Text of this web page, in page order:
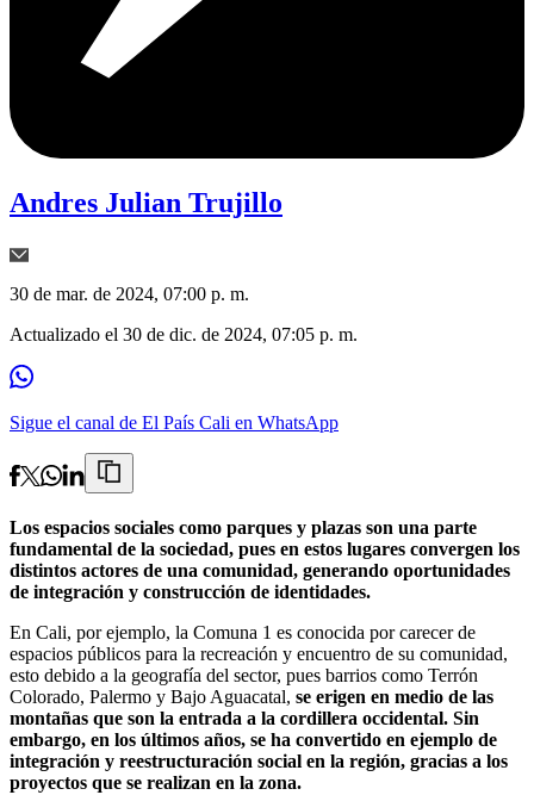
Andres Julian Trujillo
30 de mar. de 2024, 07:00 p. m.
Actualizado el 30 de dic. de 2024, 07:05 p. m.
Sigue el canal de El País Cali en WhatsApp
Los espacios sociales como parques y plazas son una parte
fundamental de la sociedad, pues en estos lugares convergen los
distintos actores de una comunidad, generando oportunidades
de integración y construcción de identidades.
En Cali, por ejemplo, la Comuna 1 es conocida por carecer de
espacios públicos para la recreación y encuentro de su comunidad,
esto debido a la geografía del sector, pues barrios como Terrón
Colorado, Palermo y Bajo Aguacatal, se erigen en medio de las
montañas que son la entrada a la cordillera occidental. Sin
embargo, en los últimos años, se ha convertido en ejemplo de
integración y reestructuración social en la región, gracias a los
proyectos que se realizan en la zona.